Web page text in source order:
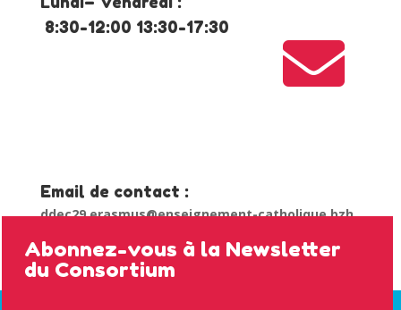
8:30-12:00 13:30-17:30

Email de contact :
ddec29.erasmus@enseignement-catholique.bzh
Abonnez-vous à la Newsletter
du Consortium